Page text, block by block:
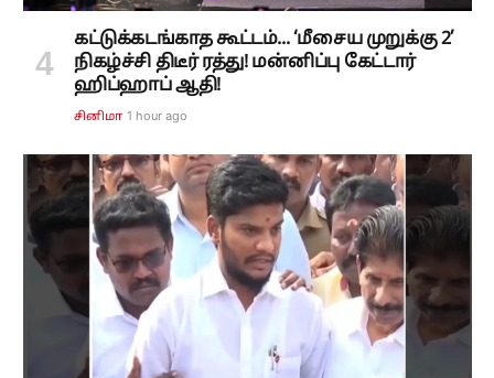
கட்டுக்கடங்காத கூட்டம்... ‘மீசைய முறுக்கு 2’
நிகழ்ச்சி திடீர் ரத்து! மன்னிப்பு கேட்டார்
ஹிப்ஹாப் ஆதி!
சினிமா 1 hour ago